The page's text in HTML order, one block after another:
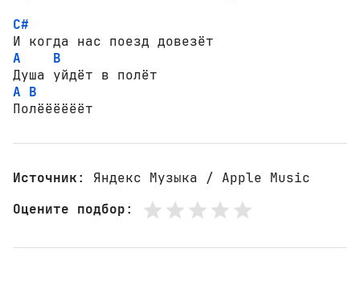
C#
A
B
A B
Полёёёёёёт
Источник: Яндекс Музыка / Apple Music
Оцените подбор: